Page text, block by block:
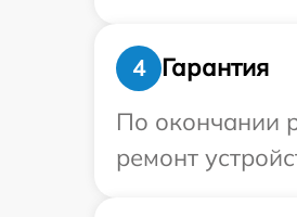
4
Гарантия
По окончании
ремонт